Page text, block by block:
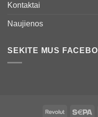
Kontaktai
Naujienos
SEKITE MUS